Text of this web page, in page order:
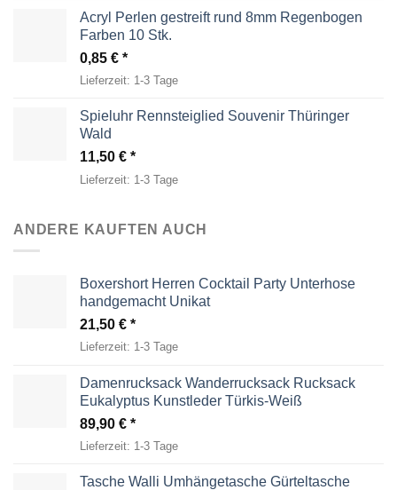
Acryl Perlen gestreift rund 8mm Regenbogen
Farben 10 Stk.
0,85 €
Lieferzeit: 1-3 Tage
Spieluhr Rennsteiglied Souvenir Thüringer
Wald
11,50 €
Lieferzeit: 1-3 Tage
ANDERE KAUFTEN AUCH
Boxershort Herren Cocktail Party Unterhose
handgemacht Unikat
21,50 €
Lieferzeit: 1-3 Tage
Damenrucksack Wanderrucksack Rucksack
Eukalyptus Kunstleder Türkis-Weiß
89,90 €
Lieferzeit: 1-3 Tage
Tasche Walli Umhängetasche Gürteltasche